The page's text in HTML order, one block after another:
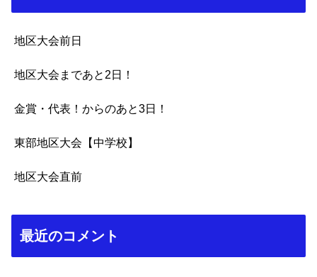
地区大会前日
地区大会まであと2日！
金賞・代表！からのあと3日！
東部地区大会【中学校】
地区大会直前
最近のコメント